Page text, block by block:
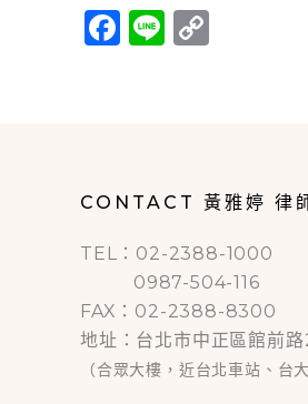
Facebook
Line
CONTACT 黃雅婷 律
TEL：02-2388-1000
0987-504-116
FAX：02-2388-8300
地址：台北市中正區館前
（合眾大樓，近台北車站、台